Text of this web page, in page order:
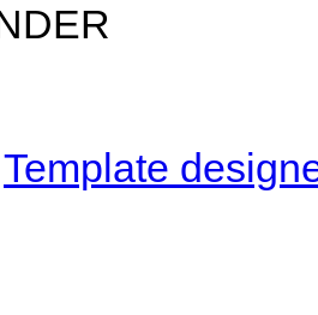
Template